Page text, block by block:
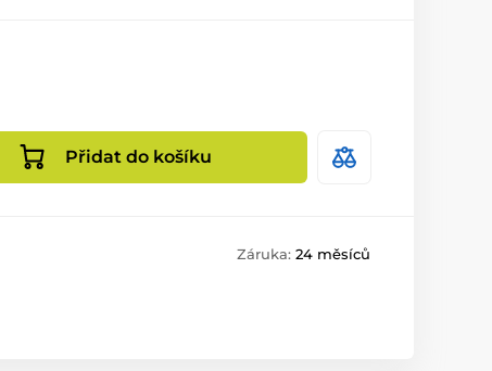
Přidat do košíku
Záruka: 24 měsíců